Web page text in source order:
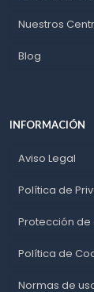
Nuestros
Blog
INFORMACIÓN
Aviso Legal
Política de
Protección de
Política de
Normas de